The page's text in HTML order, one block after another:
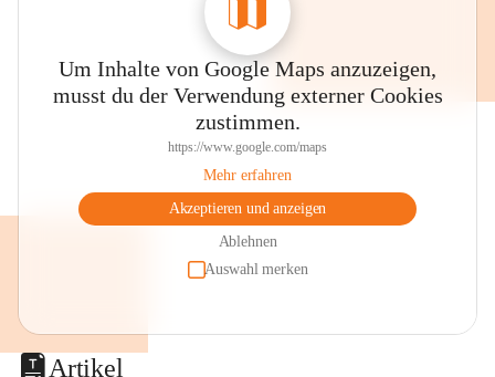
Um Inhalte von Google Maps anzuzeigen,
musst du der Verwendung externer Cookies
zustimmen.
https://www.google.com/maps
Mehr erfahren
Akzeptieren und anzeigen
Ablehnen
Auswahl merken
Artikel